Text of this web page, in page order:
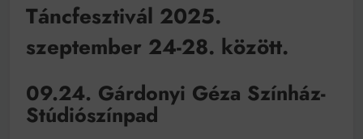
Mindenki a világot akarja uralni – de nem csak a 80-
as években
Bitumenes lapostetők: a bevált technológia akkor
működik, ha jól van felújítva
Táncfesztivál 2025.
szeptember 24-28. között.
09.24. Gárdonyi Géza Színház-
Stúdiószínpad